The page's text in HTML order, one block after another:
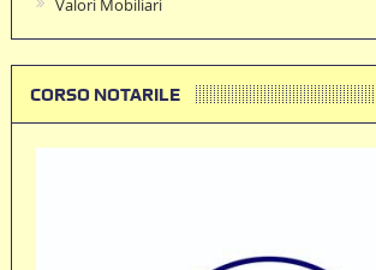
Valori Mobiliari
CORSO NOTARILE